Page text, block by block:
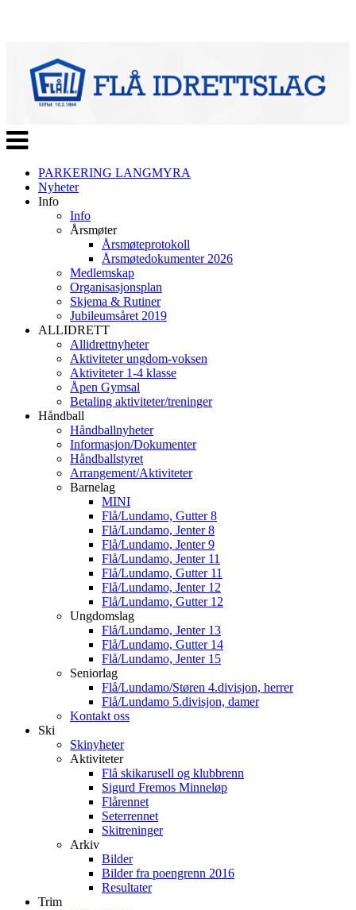
Veksle
navigasjon
PARKERING LANGMYRA
Nyheter
Info
Info
Årsmøter
Årsmøteprotokoll
Årsmøtedokumenter 2026
Medlemskap
Organisasjonsplan
Skjema & Rutiner
Jubileumsåret 2019
ALLIDRETT
Allidrettnyheter
Aktiviteter ungdom-voksen
Aktiviteter 1-4 klasse
Åpen Gymsal
Betaling aktiviteter/treninger
Håndball
Håndballnyheter
Informasjon/Dokumenter
Håndballstyret
Arrangement/Aktiviteter
Barnelag
MINI
Flå/Lundamo, Gutter 8
Flå/Lundamo, Jenter 8
Flå/Lundamo, Jenter 9
Flå/Lundamo, Jenter 11
Flå/Lundamo, Gutter 11
Flå/Lundamo, Jenter 12
Flå/Lundamo, Gutter 12
Ungdomslag
Flå/Lundamo, Jenter 13
Flå/Lundamo, Gutter 14
Flå/Lundamo, Jenter 15
Seniorlag
Flå/Lundamo/Støren 4.divisjon, herrer
Flå/Lundamo 5.divisjon, damer
Kontakt oss
Ski
Skinyheter
Aktiviteter
Flå skikarusell og klubbrenn
Sigurd Fremos Minneløp
Flårennet
Seterrennet
Skitreninger
Arkiv
Bilder
Bilder fra poengrenn 2016
Resultater
Trim